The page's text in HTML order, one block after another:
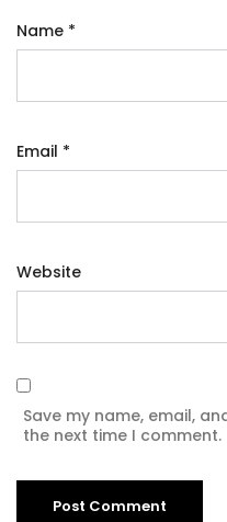
Name *
Email *
Website
Save my name, email,
the next time I comment.